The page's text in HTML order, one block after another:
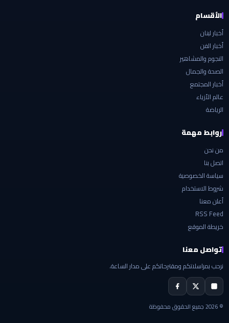
الأقسام
أخبار لبنان
أخبار الفن
النجوم والمشاهير
الصحة والجمال
أخبار المجتمع
عالم الأزياء
الرياضة
روابط مهمة
من نحن
اتصل بنا
سياسة الخصوصية
شروط الاستخدام
أعلن معنا
RSS Feed
خريطة الموقع
تواصل معنا
نرحب بمراسلاتكم ومقترحاتكم على مدار الساعة.
© 2026 جميع الحقوق محفوظة